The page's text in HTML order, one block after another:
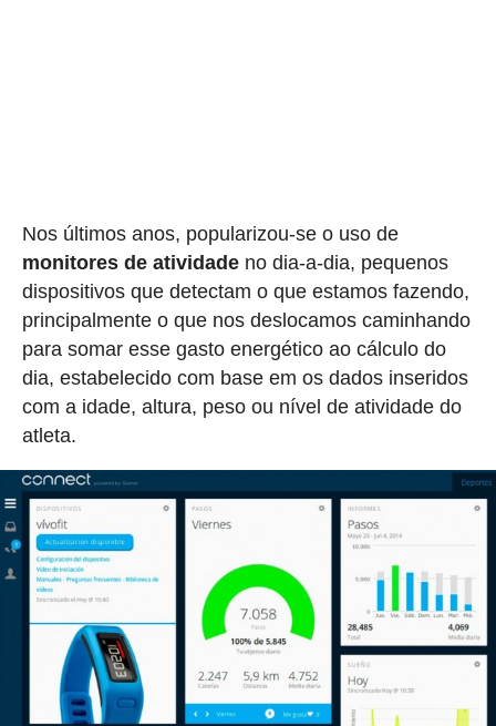
Nos últimos anos, popularizou-se o uso de
monitores de atividadeno dia-a-dia, pequenos
dispositivos que detectam o que estamos fazendo,
principalmente o que nos deslocamos caminhando
para somar esse gasto energético ao cálculo do
dia, estabelecido com base em os dados inseridos
com a idade, altura, peso ou nível de atividade do
atleta.